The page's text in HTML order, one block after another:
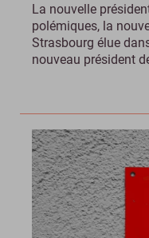
La nouvelle
polémiques, la
Strasbourg élue
nouveau président